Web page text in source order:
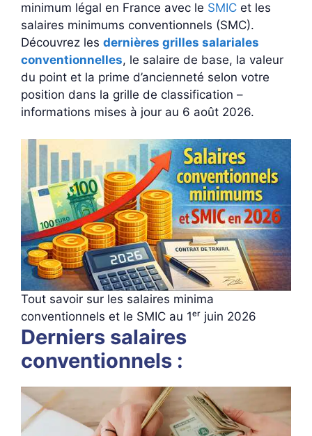
minimum légal en France avec le SMIC et les
salaires minimums conventionnels (SMC).
Découvrez les dernières grilles salariales
conventionnelles, le salaire de base, la valeur
du point et la prime d’ancienneté selon votre
position dans la grille de classification –
informations mises à jour au 6 août 2026.
Tout savoir sur les salaires minima
conventionnels et le SMIC au 1ᵉʳ juin 2026
Derniers salaires
conventionnels :